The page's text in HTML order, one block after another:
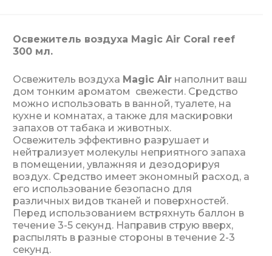
Освежитель воздуха Magic Air Coral reef
300 мл.
Освежитель воздуха Magic Air наполнит ваш
дом тонким ароматом свежести. Средство
можно использовать в ванной, туалете, на
кухне и комнатах, а также для маскировки
запахов от табака и животных.
Освежитель эффективно разрушает и
нейтрализует молекулы неприятного запаха
в помещении, увлажняя и дезодорируя
воздух. Средство имеет экономный расход, а
его использование безопасно для
различных видов тканей и поверхностей.
Перед использованием встряхнуть баллон в
течение 3-5 секунд. Направив струю вверх,
распылять в разные стороны в течение 2-3
секунд.